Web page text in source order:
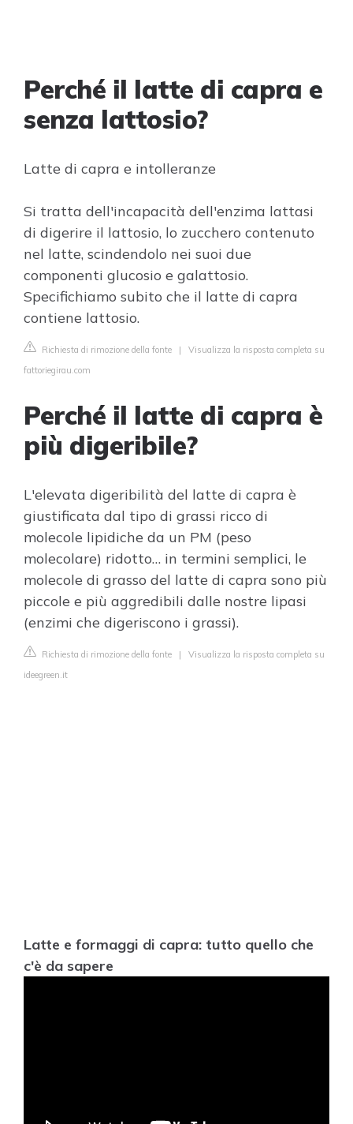
Perché il latte di capra e
senza lattosio?
Latte di capra e intolleranze
Si tratta dell'incapacità dell'enzima lattasi
di digerire il lattosio, lo zucchero contenuto
nel latte, scindendolo nei suoi due
componenti glucosio e galattosio.
Specifichiamo subito che il latte di capra
contiene lattosio.
Richiesta di rimozione della fonte | Visualizza la risposta completa su
fattoriegirau.com
Perché il latte di capra è
più digeribile?
L'elevata digeribilità del latte di capra è
giustificata dal tipo di grassi ricco di
molecole lipidiche da un PM (peso
molecolare) ridotto… in termini semplici, le
molecole di grasso del latte di capra sono più
piccole e più aggredibili dalle nostre lipasi
(enzimi che digeriscono i grassi).
Richiesta di rimozione della fonte | Visualizza la risposta completa su
ideegreen.it
Latte e formaggi di capra: tutto quello che
c'è da sapere